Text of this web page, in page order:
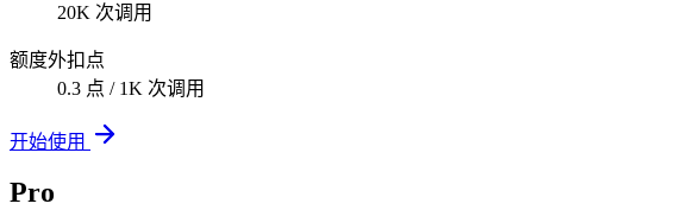
20K 次调用
额度外扣点
0.3 点 / 1K 次调用
开始使用
Pro